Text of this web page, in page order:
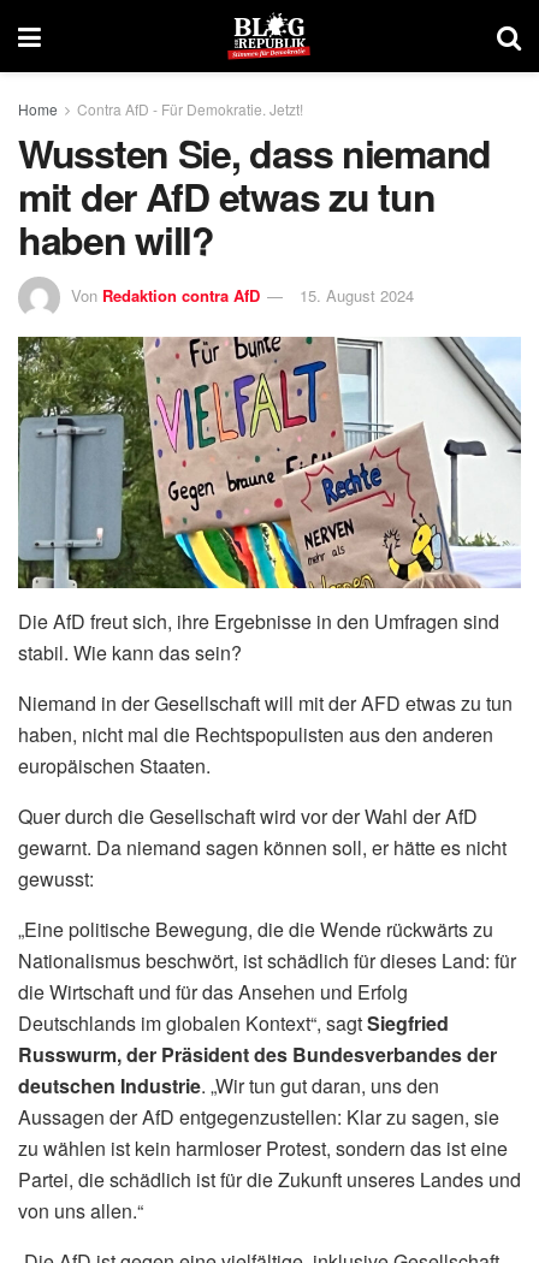
Home Contra AfD - Für Demokratie. Jetzt!
Wussten Sie, dass niemand
mit der AfD etwas zu tun
haben will?
Von Redaktion contra AfD 15. August 2024
Die AfD freut sich, ihre Ergebnisse in den Umfragen sind
stabil. Wie kann das sein?
Niemand in der Gesellschaft will mit der AFD etwas zu tun
haben, nicht mal die Rechtspopulisten aus den anderen
europäischen Staaten.
Quer durch die Gesellschaft wird vor der Wahl der AfD
gewarnt. Da niemand sagen können soll, er hätte es nicht
gewusst:
„Eine politische Bewegung, die die Wende rückwärts zu
Nationalismus beschwört, ist schädlich für dieses Land: für
die Wirtschaft und für das Ansehen und Erfolg
Deutschlands im globalen Kontext“, sagtSiegfried
Russwurm, der Präsident des Bundesverbandes der
deutschen Industrie. „Wir tun gut daran, uns den
Aussagen der AfD entgegenzustellen: Klar zu sagen, sie
zu wählen ist kein harmloser Protest, sondern das ist eine
Partei, die schädlich ist für die Zukunft unseres Landes und
von uns allen.“